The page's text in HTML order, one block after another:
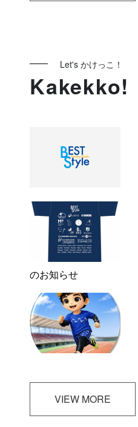
Let's かけっこ！
Kakekko!
のお知らせ
VIEW MORE